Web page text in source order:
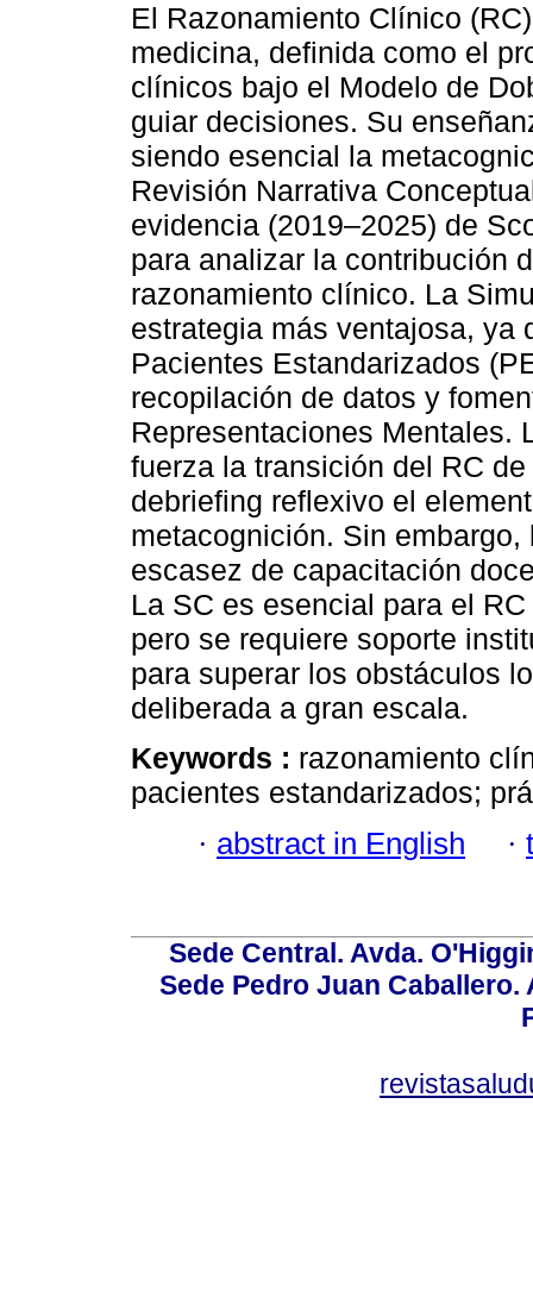
El Razonamiento Clínico
medicina, definida como el
clínicos bajo el Modelo de
guiar decisiones. Su
siendo esencial la
Revisión Narrativa
evidencia (2019–2025) de
para analizar la contribución
razonamiento clínico. La
estrategia más ventajosa, ya
Pacientes Estandarizados
recopilación de datos y
Representaciones Mentales.
fuerza la transición del RC
debriefing reflexivo el
metacognición. Sin
escasez de capacitación
La SC es esencial para el
pero se requiere soporte
para superar los obstáculos
deliberada a gran escala.
Keywords : razonamiento
pacientes estandarizados;
· abstract in English ·
Sede Central. Avda.
Sede Pedro Juan Caballero.